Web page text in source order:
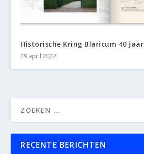
Historische Kring Blaricum 40 jaar
29 april 2022
RECENTE BERICHTEN